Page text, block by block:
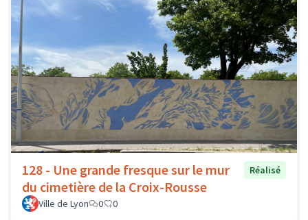
128 - Une grande fresque sur le mur
du cimetière de la Croix-Rousse
Réalisé
Ville de Lyon 0 0